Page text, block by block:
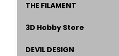
THE FILAMENT
3D Hobby Store
DEVIL DESIGN